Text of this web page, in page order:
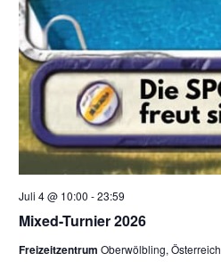
Mixed-Turnier 2026
Juli 4 @ 10:00 -23:59
Freizeitzentrum Oberwölbling, Österreich